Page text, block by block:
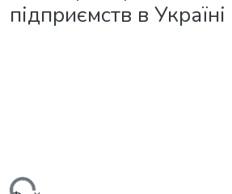
підприємств в Україні